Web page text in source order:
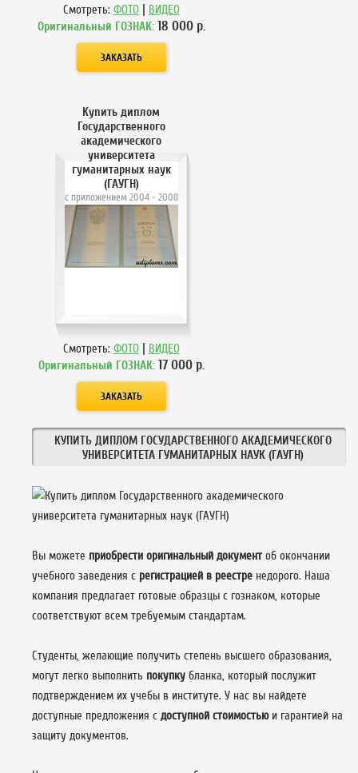
Смотреть: ФОТО | ВИДЕО
Оригинальный ГОЗНАК: 18 000р.
Купить диплом
Государственного
академического
университета
гуманитарных наук
(ГАУГН)
с приложением 2004 - 2008
года
Смотреть: ФОТО | ВИДЕО
Оригинальный ГОЗНАК: 17 000р.
КУПИТЬ ДИПЛОМ ГОСУДАРСТВЕННОГО АКАДЕМИЧЕСКОГО
УНИВЕРСИТЕТА ГУМАНИТАРНЫХ НАУК (ГАУГН)
Вы можете приобрести оригинальный документ об окончании
учебного заведения с регистрацией в реестре недорого. Наша
компания предлагает готовые образцы с гознаком, которые
соответствуют всем требуемым стандартам.
Студенты, желающие получить степень высшего образования,
могут легко выполнить покупку бланка, который послужит
подтверждением их учебы в институте. У нас вы найдете
доступные предложения с доступной стоимостьюи гарантией на
защиту документов.